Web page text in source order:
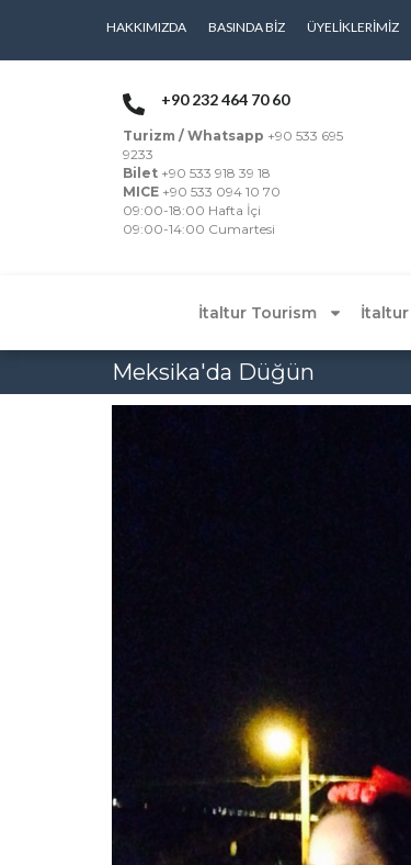
HAKKIMIZDA BASINDA BIZ ÜYELIKLERIMIZ
+90 232 464 70 60
Turizm / Whatsapp +90 533 695
9233
Bilet +90 533 918 39 18
MICE +90 533 094 10 70
09:00-18:00 Hafta İçi
09:00-14:00 Cumartesi
İtaltur Tourism İtaltur
Meksika'da Düğün